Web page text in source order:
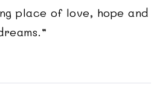
place of love, hope and